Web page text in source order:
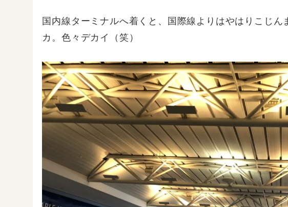
国内線ターミナルへ着くと、国際線よりはやはりこじん
カ。色々デカイ（笑）